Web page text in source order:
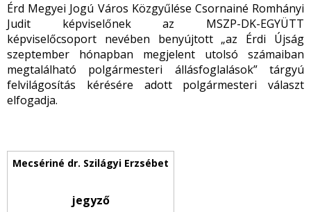
Érd Megyei Jogú Város Közgyűlése Csornainé Romhányi
Judit képviselőnek az MSZP-DK-EGYÜTT
képviselőcsoport nevében benyújtott „az Érdi Újság
szeptember hónapban megjelent utolsó számaiban
megtalálható polgármesteri állásfoglalások” tárgyú
felvilágosítás kérésére adott polgármesteri választ
elfogadja.
jegyző